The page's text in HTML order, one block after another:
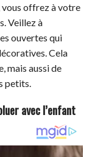
vous offrez à votre
Veillez à
ouvertes qui
Cela
mais aussi de
petits.
avec l’enfant